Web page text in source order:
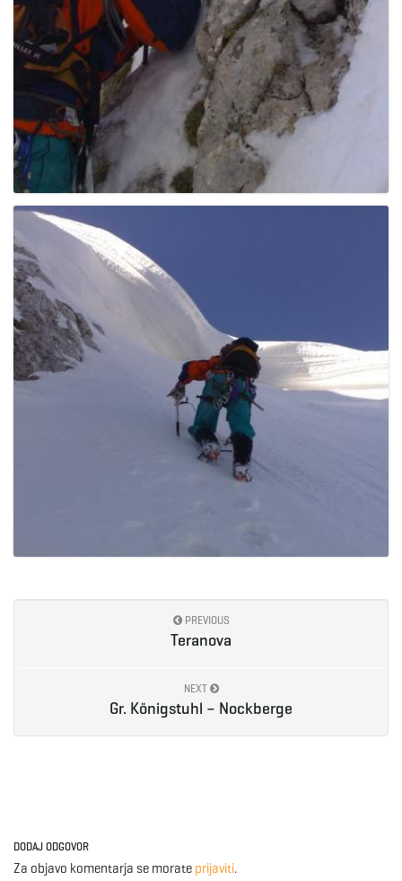
PREVIOUS
Teranova
NEXT
Gr. Königstuhl – Nockberge
DODAJ ODGOVOR
Za objavo komentarja se morate prijaviti.